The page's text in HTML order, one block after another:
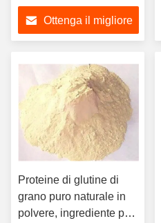
glutine di grano
purificateOttenga il migliore
Proteine di glutine di
grano puro naturale in
polvere, ingrediente per